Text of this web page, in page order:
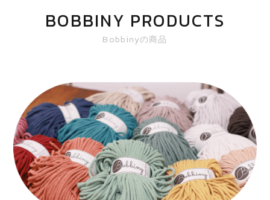
BOBBINY PRODUCTS
Bobbinyの商品